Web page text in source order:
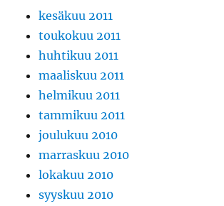
kesäkuu 2011
toukokuu 2011
huhtikuu 2011
maaliskuu 2011
helmikuu 2011
tammikuu 2011
joulukuu 2010
marraskuu 2010
lokakuu 2010
syyskuu 2010